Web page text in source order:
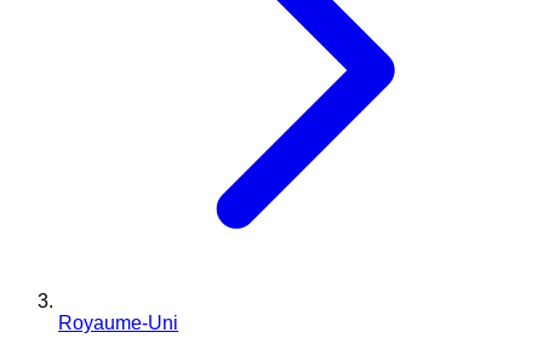
Royaume-Uni